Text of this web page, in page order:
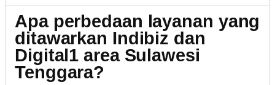
Apa perbedaan layanan yang
ditawarkan Indibiz dan
Digital1 area Sulawesi
Tenggara?